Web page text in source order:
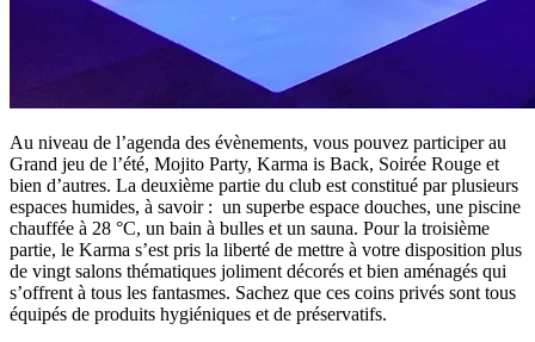
Au niveau de l’agenda des évènements, vous pouvez participer au
Grand jeu de l’été, Mojito Party, Karma is Back, Soirée Rouge et
bien d’autres. La deuxième partie du club est constitué par plusieurs
espaces humides, à savoir : un superbe espace douches, une piscine
chauffée à 28 °C, un bain à bulles et un sauna. Pour la troisième
partie, le Karma s’est pris la liberté de mettre à votre disposition plus
de vingt salons thématiques joliment décorés et bien aménagés qui
s’offrent à tous les fantasmes. Sachez que ces coins privés sont tous
équipés de produits hygiéniques et de préservatifs.